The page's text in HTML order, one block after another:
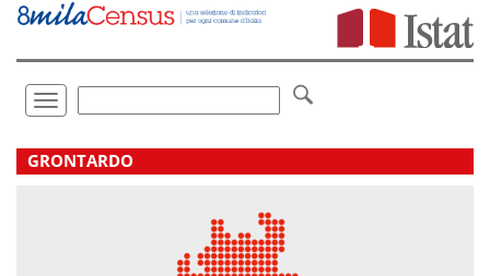
Vai
direttamente
Toggle
navigation
.
GRONTARDO